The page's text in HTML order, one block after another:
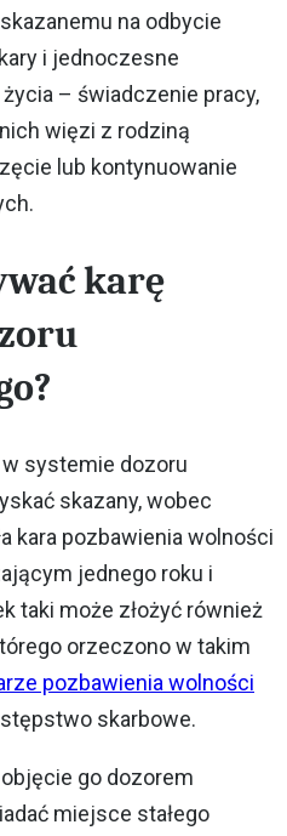
na odbycie
i jednoczesne
– świadczenie pracy,
więzi z rodziną
lub kontynuowanie
karę
systemie dozoru
skazany, wobec
kara pozbawienia wolności
jednego roku i
taki może złożyć również
orzeczono w takim
pozbawienia wolności
skarbowe.
go dozorem
miejsce stałego